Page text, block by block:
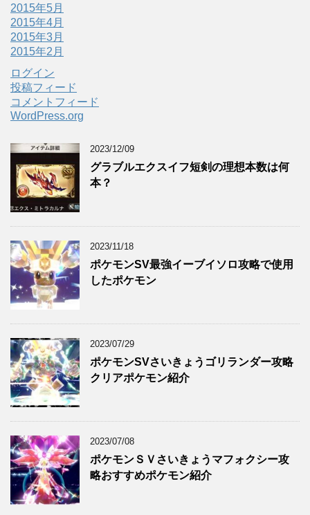
2015年5月
2015年4月
2015年3月
2015年2月
ログイン
投稿フィード
コメントフィード
WordPress.org
2023/12/09
グラブルエクスイフ短剣の理想本数は何
本？
2023/11/18
ポケモンSV最強イーブイソロ攻略で使用
したポケモン
2023/07/29
ポケモンSVさいきょうゴリランダー攻略
クリアポケモン紹介
2023/07/08
ポケモンＳＶさいきょうマフォクシー攻
略おすすめポケモン紹介